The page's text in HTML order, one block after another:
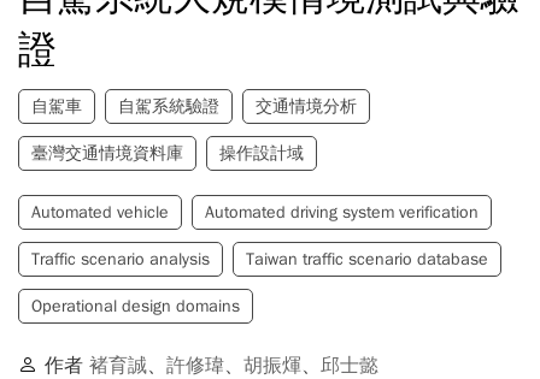
證
自駕車 自駕系統驗證 交通情境分析
臺灣交通情境資料庫 操作設計域
Automated vehicle Automated driving system verification
Traffic scenario analysis Taiwan traffic scenario database
Operational design domains
作者 褚育誠、 許修瑋、 胡振煇、 邱士懿